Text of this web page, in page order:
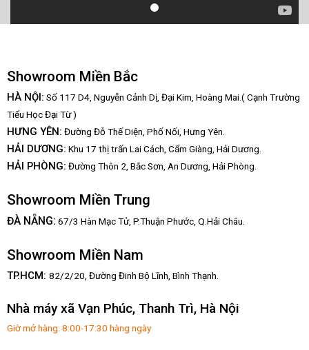
Showroom Miền Bắc
HÀ NỘI: Số 117 D4, Nguyễn Cảnh Dị, Đại Kim, Hoàng Mai.( Cạnh Trường
Tiểu Học Đại Từ )
HƯNG YÊN: Đường Đỗ Thế Diện, Phố Nối, Hưng Yên.
HẢI DƯƠNG: Khu 17 thị trấn Lai Cách, Cẩm Giàng, Hải Dương.
HẢI PHÒNG: Đường Thôn 2, Bắc Sơn, An Dương, Hải Phòng.
Showroom Miền Trung
ĐÀ NẴNG: 67/3 Hàn Mạc Tử, P.Thuận Phước, Q.Hải Châu.
Showroom Miền Nam
TP.HCM: 82/2/20, Đường Đinh Bộ Lĩnh, Bình Thạnh.
Nhà máy xã Vạn Phúc, Thanh Trì, Hà Nội
Giờ mở hàng: 8:00-17:30 hàng ngày